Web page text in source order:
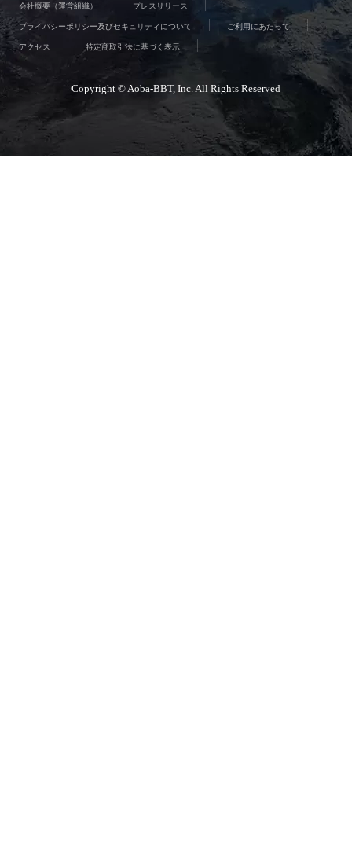
会社概要（運営組織） プレスリリース
プライバシーポリシー及びセキュリティについて ご利用にあたって
アクセス 特定商取引法に基づく表示
Copyright © Aoba-BBT, Inc. All Rights Reserved